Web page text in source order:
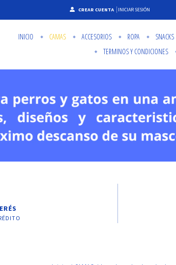
CREAR CUENTA INICIAR SESIÓN
INICIO CAMAS ACCESORIOS ROPA SNACKS
TERMINOS Y CONDICIONES